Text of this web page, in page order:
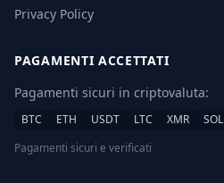
Privacy Policy
PAGAMENTI ACCETTATI
Pagamenti sicuri in criptovaluta:
BTC ETH USDT LTC XMR
SOL
Pagamenti sicuri e verificati